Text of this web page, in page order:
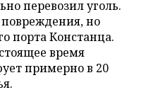
перевозил уголь.
но
порта Констанца.
время
примерно в 20